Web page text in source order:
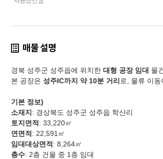
매물 설명
경북 성주군 성주읍에 위치한 대형 공장 임대 물
본 공장은 성주IC까지 약 10분 거리 로, 물류 이
기본 정보)
소재지 : 경상북도 성주군 성주읍 학산리
토지면적 : 33,220㎡
연면적 : 22,591㎡
임대대상면적 : 8,264㎡
층수: 2층 건물 중 1층 임대